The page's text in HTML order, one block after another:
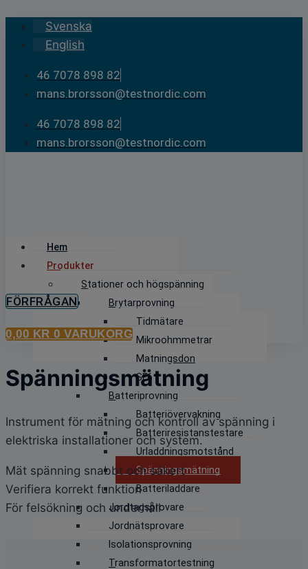
Skip
content
Svenska
English
46 7078 898 82
mans.brorsson@testnordic.com
46 7078 898 82
mans.brorsson@testnordic.com
Hem
Produkter
Stationer och högspänning
Brytarprovning
Tidmätare
Mikroohmmetrar
Matningsdon
SF6
Batteriprovning
Batteriövervakning
Batteriresistanstestare
Urladdningsmotstånd
Spänningsmätning
Batteriladdare
Jordtagsprovare
Jordnätsprovare
Isolationsprovning
Transformatortestning
FÖRFRÅGAN
0,00 KR 0 VARUKORG
Spänningsmätning
Instrument för mätning och kontroll av spänning i
elektriska installationer och system.
Mät spänning snabbt och säkert
Verifiera korrekt funktion
För felsökning och underhåll